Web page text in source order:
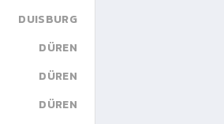
DUISBURG
DÜREN
DÜREN
DÜREN